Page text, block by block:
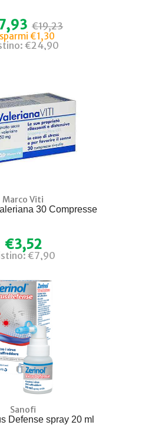
€19,23
€1,30
€24,90
Marco Viti
30 Compresse
€3,52
€7,90
Sanofi
Defense spray 20 ml